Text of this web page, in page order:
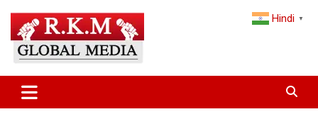
content
Latest Hindi News & Breaking
News – RKM Global Media
and the World
Hindi ▼